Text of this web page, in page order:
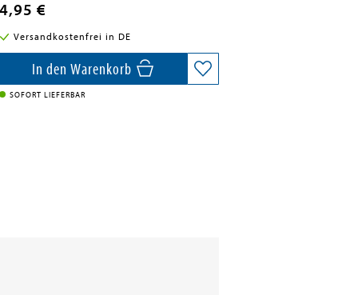
€
Versandkostenfrei in DE
In den Warenkorb
SOFORT LIEFERBAR